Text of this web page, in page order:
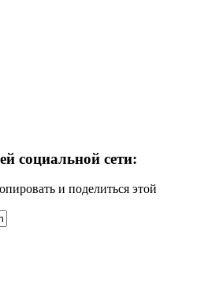
социальной сети:
и поделиться этой